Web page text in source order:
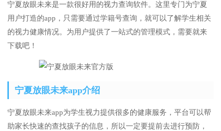
宁夏放眼未来是一款很好用的视力查询软件。这里专门为宁夏
用户打造的app，只需要通过学籍号查询，就可以了解学生相关
的视力健康情况。为用户提供了一站式的管理模式，需要就来
下载吧！
宁夏放眼未来app介绍
宁夏放眼未来app为学生视力提供很多的健康服务，平台可以帮
助家长快速的查找孩子的信息，所以一定要提前去进行预防，